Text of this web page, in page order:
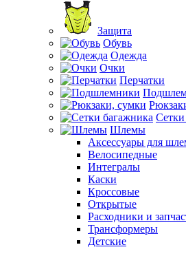
Защита
Обувь
Одежда
Очки
Перчатки
Шлемы
Аксессуары для
Велосипедные
Интегралы
Каски
Кроссовые
Открытые
Расходники и
Трансформеры
Детские